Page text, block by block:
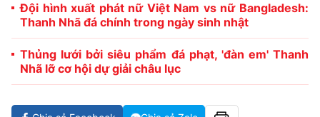
Đội hình xuất phát nữ Việt Nam vs nữ Bangladesh:
Thanh Nhã đá chính trong ngày sinh nhật
Thủng lưới bởi siêu phẩm đá phạt, 'đàn em' Thanh
Nhã lỡ cơ hội dự giải châu lục